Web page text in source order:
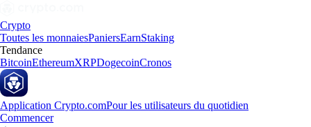
Crypto
Toutes les monnaiesPaniersEarnStaking
Tendance
BitcoinEthereumXRPDogecoinCronos
Application Crypto.comPour les utilisateurs du quotidien
Commencer